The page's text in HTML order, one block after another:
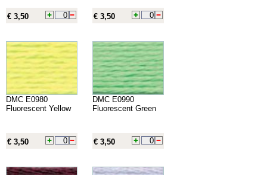
€ 3,50 € 3,50
DMC E0980
Fluorescent Yellow
€ 3,50
DMC E0990
Fluorescent Green
€ 3,50